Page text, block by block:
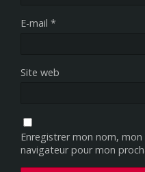
E-mail *
Site web
Enregistrer mon nom,
navigateur pour mon